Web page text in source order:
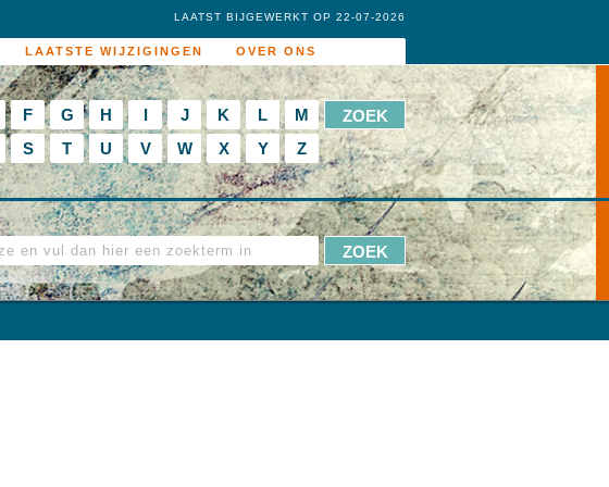
LAATSTE WIJZIGINGEN OVER ONS
LAATST BIJGEWERKT OP 22-07-2026
F G H I J K L
M
S T U V W X Y Z